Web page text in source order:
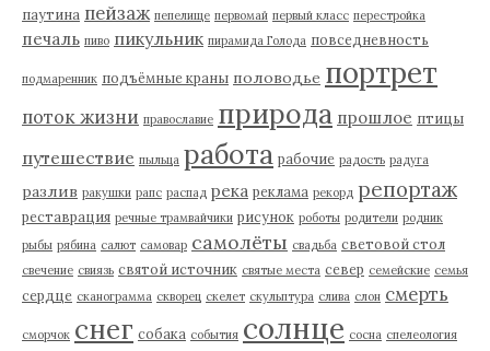
паутина пейзаж пепелище первомай первый класс перестройка
печаль пиво пикульник пирамида Голода повседневность
подмаренник подъёмные краны половодье портрет
поток жизни православие природа прошлое птицы
путешествие пыльца работа рабочие радость радуга
разлив ракушки рапс распад река реклама рекорд репортаж
реставрация речные трамвайчики рисунок роботы родители родник
рыбы рябина салют самовар самолёты свадьба световой стол
свечение свиязь святой источник святые места север семейские семья
сердце сканограмма скворец скелет скульптура слива слон смерть
сморчок снег собака события солнце сосна спелеология